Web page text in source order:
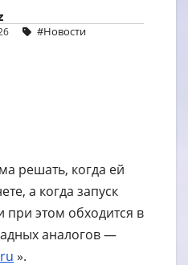
#Новости
решать, когда ей
а когда запуск
при этом обходится в
аналогов —
».